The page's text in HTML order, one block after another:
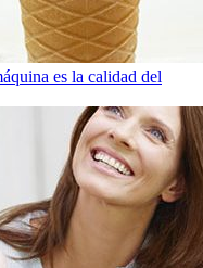
es la calidad del